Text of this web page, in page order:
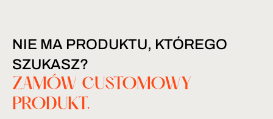
NIE MA PRODUKTU, KTÓREGO
SZUKASZ?
ZAMÓW CUSTOMOWY
PRODUKT.